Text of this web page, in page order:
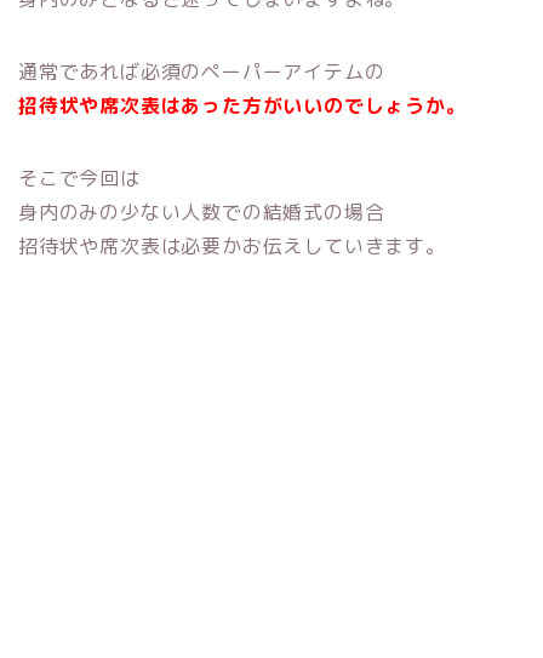
通常であれば必須のペーパーアイテムの
招待状や席次表はあった方がいいのでしょうか。
そこで今回は
身内のみの少ない人数での結婚式の場合
招待状や席次表は必要かお伝えしていきます。